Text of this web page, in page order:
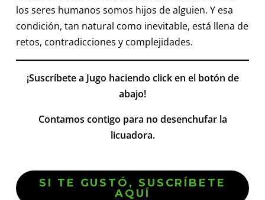
los seres humanos somos hijos de alguien. Y esa
condición, tan natural como inevitable, está llena de
retos, contradicciones y complejidades.
¡Suscríbete a Jugo haciendo click en el botón de
abajo!
Contamos contigo para no desenchufar la
licuadora.
SI TE GUSTÓ, SUSCRÍBETE
AQUÍ